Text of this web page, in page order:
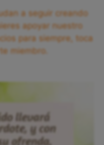
a seguir creando
apoyar nuestro
para siempre, toca
miembro.